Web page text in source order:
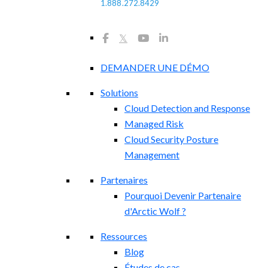
1.888.272.8429
𝕏
DEMANDER UNE DÉMO
Solutions
Cloud Detection and Response
Managed Risk
Cloud Security Posture
Management
Partenaires
Pourquoi Devenir Partenaire
d'Arctic Wolf ?
Ressources
Blog